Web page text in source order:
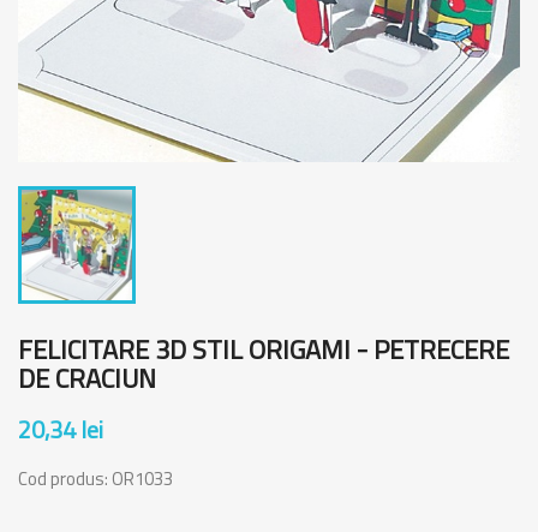
FELICITARE 3D STIL ORIGAMI - PETRECERE
DE CRACIUN
20,34 lei
Cod produs: OR1033